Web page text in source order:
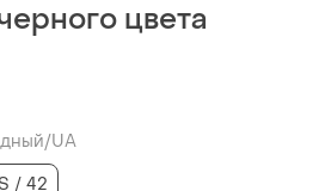
цвета
UA
/ 42